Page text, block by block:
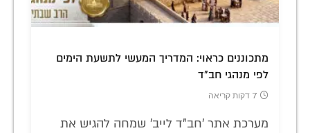
מתכוננים כראוי: המדריך המעשי לתשעת הימים
לפי מנהגי חב"ד
7 דקות קריאה
מערכת אתר 'חב"ד לייב' שמחה להגיש את